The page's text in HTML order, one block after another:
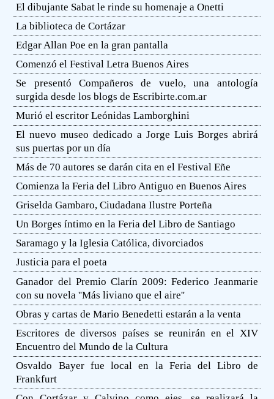
El dibujante Sabat le rinde su homenaje a Onetti
La biblioteca de Cortázar
Edgar Allan Poe en la gran pantalla
Comenzó el Festival Letra Buenos Aires
Se presentó Compañeros de vuelo, una antología
surgida desde los blogs de Escribirte.com.ar
Murió el escritor Leónidas Lamborghini
El nuevo museo dedicado a Jorge Luis Borges abrirá
sus puertas por un día
Más de 70 autores se darán cita en el Festival Eñe
Comienza la Feria del Libro Antiguo en Buenos Aires
Griselda Gambaro, Ciudadana Ilustre Porteña
Un Borges íntimo en la Feria del Libro de Santiago
Saramago y la Iglesia Católica, divorciados
Justicia para el poeta
Ganador del Premio Clarín 2009: Federico Jeanmarie
con su novela ''Más liviano que el aire''
Obras y cartas de Mario Benedetti estarán a la venta
Escritores de diversos países se reunirán en el XIV
Encuentro del Mundo de la Cultura
Osvaldo Bayer fue local en la Feria del Libro de
Frankfurt